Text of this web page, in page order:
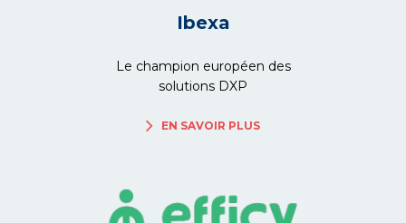
Ibexa
Le champion européen des
solutions DXP
EN SAVOIR PLUS